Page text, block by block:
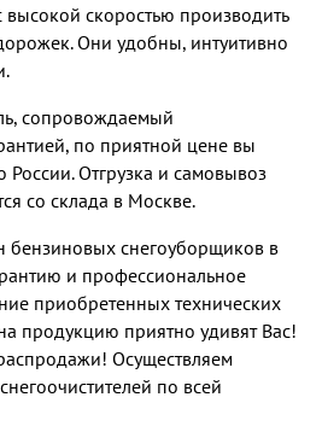
скоростью производить
Они удобны, интуитивно
сопровождаемый
по приятной цене вы
России. Отгрузка и самовывоз
со склада в Москве.
бензиновых снегоуборщиков в
и профессиональное
приобретенных технических
продукцию приятно удивят Вас!
Осуществляем
по всей